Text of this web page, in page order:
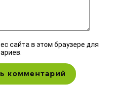
сайта в этом браузере для